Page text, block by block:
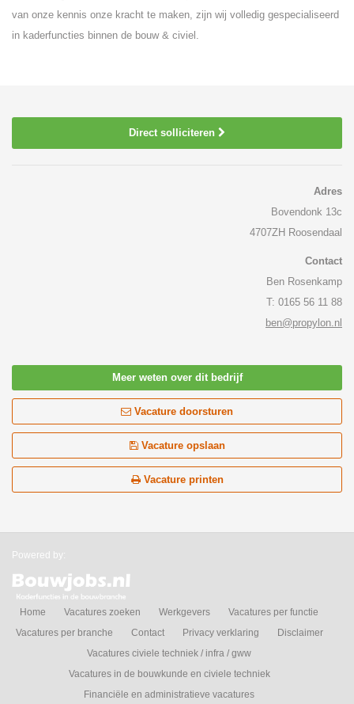
van onze kennis onze kracht te maken, zijn wij volledig gespecialiseerd
in kaderfuncties binnen de bouw & civiel.
Direct solliciteren
Adres
Bovendonk 13c
4707ZH Roosendaal
Contact
Ben Rosenkamp
T: 0165 56 11 88
ben@propylon.nl
Meer weten over dit bedrijf
Vacature doorsturen
Vacature opslaan
Vacature printen
Powered by:
Home Vacatures zoeken Werkgevers
Vacatures per functie
Vacatures per branche
Contact Privacy verklaring
Disclaimer
Vacatures civiele techniek / infra / gww
Vacatures in de bouwkunde en civiele techniek
Financiële en administratieve vacatures